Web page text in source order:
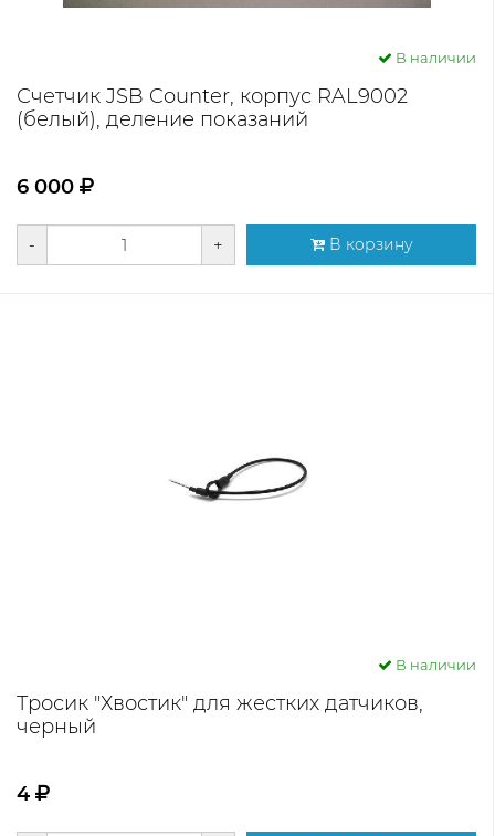
В наличии
Счетчик JSB Counter, корпус RAL9002
(белый), деление показаний
6 000
- + В корзину
В наличии
Тросик "Хвостик" для жестких датчиков,
черный
4